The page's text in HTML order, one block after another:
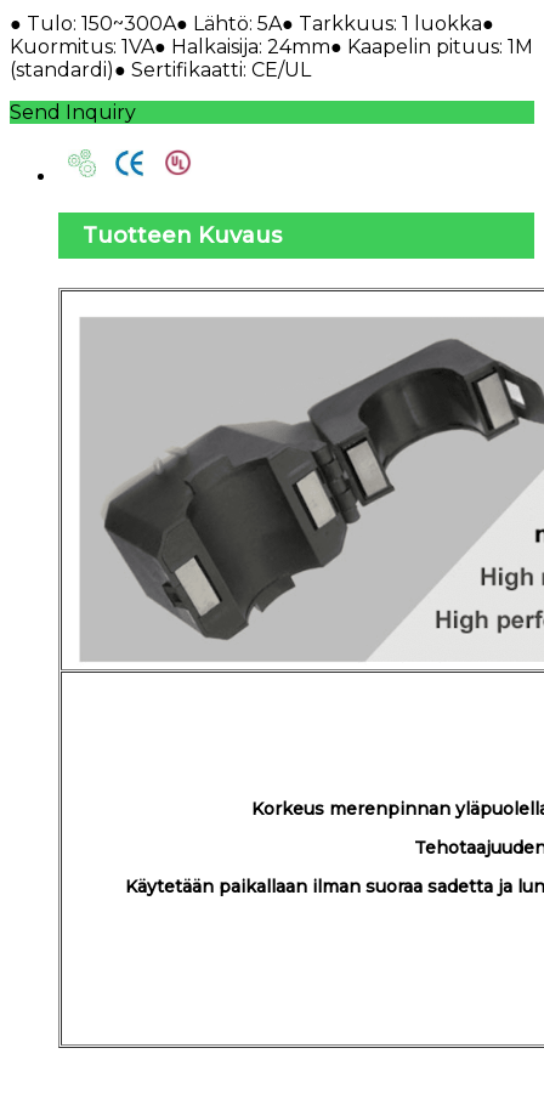
● Tulo: 150~300A● Lähtö: 5A● Tarkkuus: 1 luokka●
Kuormitus: 1VA● Halkaisija: 24mm● Kaapelin pituus: 1M
(standardi)● Sertifikaatti: CE/UL
Send Inquiry
Tuotteen Kuvaus
Korkeus merenpinnan
Käytetään paikallaan ilman suoraa sadetta ja